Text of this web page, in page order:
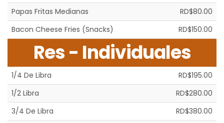
Papas Fritas Medianas
RD$80.00
Bacon Cheese Fries (Snacks)
RD$150.00
Res - Individuales
1/4 De Libra
RD$195.00
1/2 Libra
RD$280.00
3/4 De Libra
RD$380.00